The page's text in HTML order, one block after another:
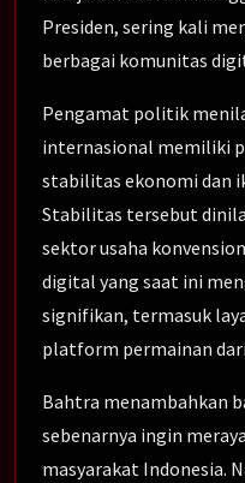
Presiden, sering kali
berbagai komunitas
Pengamat politik
internasional memiliki
stabilitas ekonomi dan
Stabilitas tersebut
sektor usaha
digital yang saat ini
signifikan, termasuk
platform permainan
Bahtra menambahkan
sebenarnya ingin
masyarakat Indonesia.